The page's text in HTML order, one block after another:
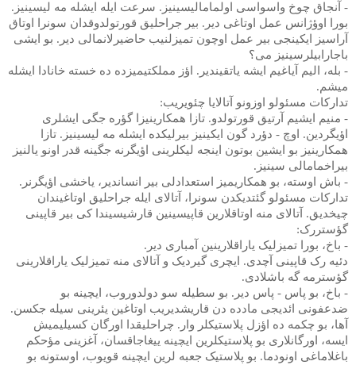
- آنجاق چوخ واسواسی اولمامالیسینیز. سرعت ایله ایشله مه لیسینیز.
بورا اوؤژانس عمل اوتاغی دیر. بیر جراحلیق قورتولدوقدان سونرا اوتاق
آراسیز ایکینجی بیر عمل اوچون تمیزلنیب حاضیرلانمالی دیر. بو ایشی
باجارابیلرسینیز می؟
- بله، الیم آیاغیم ایشه یاتقیندیر. اؤز مملکتیمیزده ده خسته خانادا ایشله
میشم.
تدارکات مسئولو اوزونو آتالایا چئویریب:
- منیم ایشیم آرتیق قورتولدو. تازا همکارینیزا گؤره جگی ایشلری
اؤیگردین. اوچ - دؤرد گون ایکینیز بیرلیکده ایشله مه لیسینیز. تازا
همکارینیز بو ایشین بوتون اینجه لیکلرینی اؤیگرنه جگینه قدر اونو یالنیز
بیراخمامالی سینیز.
- باش اوسته، بو همکاریمیز استعدادلی بیر انساندیر، یاخشی اؤیگرنر.
تدارکات مسئولو گئتدیکدن سونرا، آتالای ایله جراحلیق اوتاغیندان
چیخدیق. آتالای منه اوتاقلارین قاپیسینین قارشیسیندا کی بیر قاپینی
گؤستررک:
- باخ، بورا تمیزلیک یاراقلارینین آمباری دیر.
دئیه رک قاپینی آچدی. ایچری گیردیک و آتالای منه تمیزلیک یاراقلارینی
گؤسترمه گه باشلادی.
- باخ، بو پاس - پاس دیر. بو سطیله سو دولدوروب، ایچینه بو
ضدعفونی ائدیجی مادده دن قاریشدیریب اوتاغین یئرینی سیله جکسن.
آها، بو چکمه ده اؤزل پلاستیکلر وار. چراحلیقدا اورگان کسیلیمیش
ایسه، اورگانلاری بو پلاستیکلرین ایچینه ییغاجاقسان، آغزینی مؤحکم
باغلاماغی اونودما. بو پلاستیک جعبه لرین ایچینه قویوب، اوستونه بو